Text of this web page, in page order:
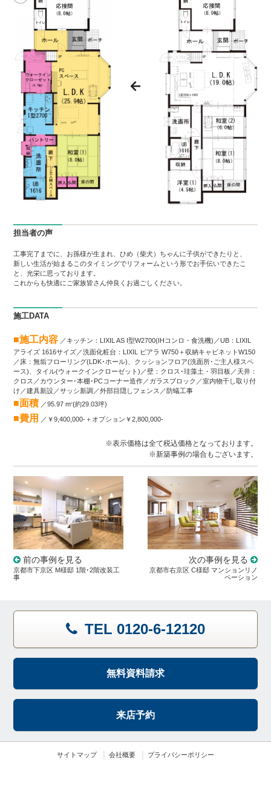
担当者の声
工事完了までに、お孫様が生まれ、ひめ（柴犬）ちゃんに子供ができたりと、
新しい生活が始まるこのタイミングでリフォームという形でお手伝いできたこ
と、光栄に思っております。
これからも快適にご家族皆さん仲良くお過ごしください。
施工DATA
■施工内容 ／キッチン：LIXIL AS I型W2700(IHコンロ・食洗機)／UB：LIXIL
アライズ 1616サイズ／洗面化粧台：LIXIL ピアラ W750＋収納キャビネットW150
／床：無垢フローリング(LDK･ホール)、クッションフロア(洗面所･ご主人様スペ
ース)、タイル(ウォークインクローゼット)／壁：クロス･珪藻土・羽目板／天井：
クロス／カウンター･本棚･PCコーナー造作／ガラスブロック／室内物干し取り付
け／建具新設／サッシ新調／外部目隠しフェンス／防蟻工事
■面積 ／95.97 m2(約29.03坪)
■費用 ／￥9,400,000-＋オプション￥2,800,000-
※表示価格は全て税込価格となっております。
※新築事例の場合もございます。
前の事例を見る
京都市下京区 M様邸 1階･2階改装工
事
次の事例を見る
京都市右京区 C様邸 マンションリノ
ベーション
TEL 0120-6-12120
無料資料請求
来店予約
サイトマップ 会社概要 プライバシーポリシー